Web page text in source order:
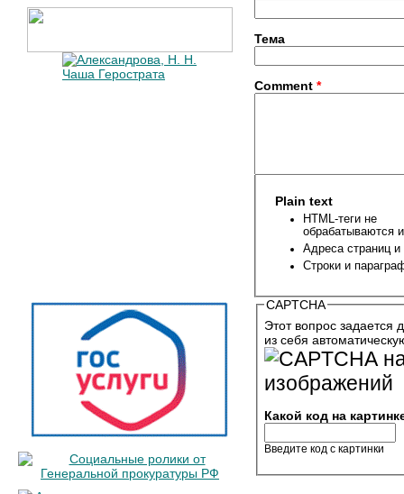
Тема
Comment *
Plain text
HTML-теги не
обрабатываются
Адреса страниц и
Строки и
CAPTCHA
Этот вопрос задается
из себя
Какой код на
Введите код с картинки